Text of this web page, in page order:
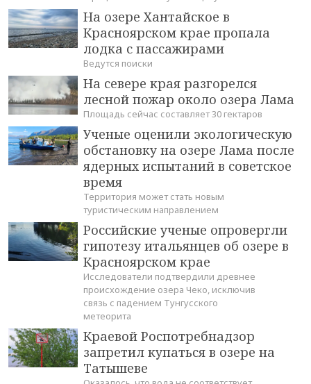
На озере Хантайское в
Красноярском крае пропала
лодка с пассажирами
Ведутся поиски
На севере края разгорелся
лесной пожар около озера Лама
Площадь сейчас составляет 30 гектаров
Ученые оценили экологическую
обстановку на озере Лама после
ядерных испытаний в советское
время
Территория может стать новым
туристическим направлением
Российские ученые опровергли
гипотезу итальянцев об озере в
Красноярском крае
Исследователи подтвердили древнее
происхождение озера Чеко, исключив
связь с падением Тунгусского
метеорита
Краевой Роспотребнадзор
запретил купаться в озере на
Татышеве